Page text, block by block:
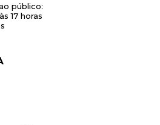
público:
17 horas